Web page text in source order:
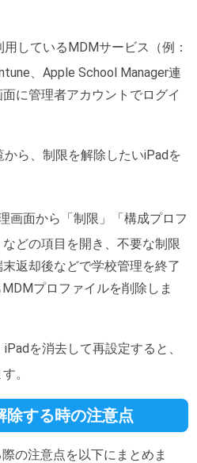
用しているMDMサービス（例：
、Apple School Manager連
に管理者アカウントでログイ
から、制限を解除したいiPadを
画面から「制限」「構成プロフ
どの項目を開き、不要な制限
返却後などで学校管理を終了
プロファイルを削除しま
iPadを消去して再設定すると、
。
除する時の注意点
の注意点を以下にまとめま